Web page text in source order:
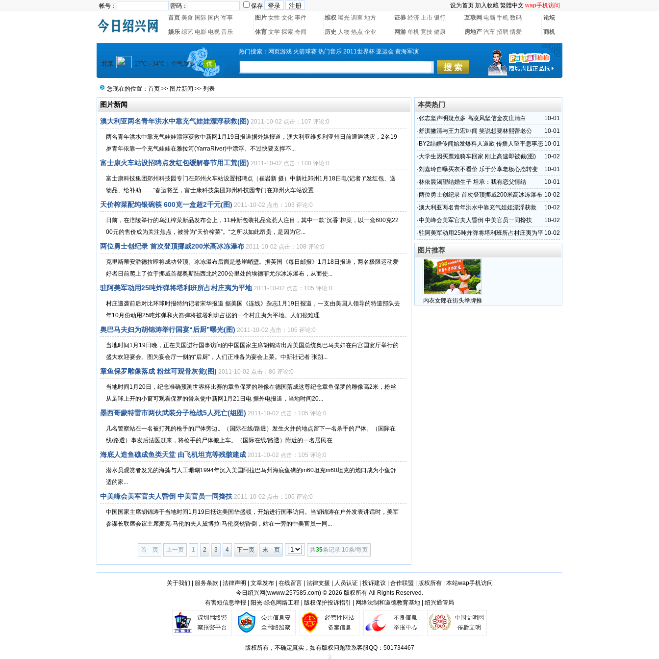
帐号： 密码： 保存 设为首页 加入收藏 繁體中文 wap手机访问
首页 美食 国际 国内 军事 图片 女性 文化 事件 维权 曝光 调查 地方 证券 经济 上市 银行 互联网 电脑 手机 数码 论坛
娱乐 综艺 电影 电视 音乐 体育 文学 探索 奇闻 历史 人物 热点 企业 网游 单机 竞技 健康 房地产 汽车 招聘 情爱 商机
热门搜索： 网页游戏 火箭球赛 热门音乐 2011世界杯 亚运会 黄海军演
您现在的位置： 首页 >> 图片新闻 >> 列表
图片新闻
澳大利亚两名青年洪水中靠充气娃娃漂浮获救(图) 2011-10-02 点击：107 评论:0
两名青年洪水中靠充气娃娃漂浮获救中新网1月19日报道据外媒报道，澳大利亚维多利亚州日前遭遇洪灾，2名19
岁青年依靠一个充气娃娃在雅拉河(YarraRiver)中漂浮。不过快要支撑不...
富士康火车站设招聘点发红包缓解春节用工荒(图) 2011-10-02 点击：100 评论:0
富士康科技集团郑州科技园专门在郑州火车站设置招聘点（崔岩新 摄）中新社郑州1月18日电(记者 )“发红包、送
物品、给补助……”春运将至，富士康科技集团郑州科技园专门在郑州火车站设置...
天价榨菜配纯银碗筷 600克一盒超2千元(图) 2011-10-02 点击：103 评论:0
日前，在涪陵举行的乌江榨菜新品发布会上，11种新包装礼品盒惹人注目，其中一款“沉香”榨菜，以一盒600克22
00元的售价成为关注焦点，被誉为“天价榨菜”。“之所以如此昂贵，是因为它...
两位勇士创纪录 首次登顶挪威200米高冰冻瀑布 2011-10-02 点击：108 评论:0
克里斯蒂安潘德拉即将成功登顶。冰冻瀑布后面是悬崖峭壁。据英国《每日邮报》1月18日报道，两名极限运动爱
好者日前爬上了位于挪威首都奥斯陆西北约200公里处的埃德菲尤尔冰冻瀑布，从而使...
驻阿美军动用25吨炸弹将塔利班所占村庄夷为平地 2011-10-02 点击：105 评论:0
村庄遭袭前后对比环球时报特约记者宋华报道 据美国《连线》杂志1月19日报道，一支由美国人领导的特遣部队去
年10月份动用25吨炸弹和火箭弹将被塔利班占据的一个村庄夷为平地。人们很难理...
奥巴马夫妇为胡锦涛举行国宴“后厨”曝光(图) 2011-10-02 点击：105 评论:0
当地时间1月19日晚，正在美国进行国事访问的中国国家主席胡锦涛出席美国总统奥巴马夫妇在白宫国宴厅举行的
盛大欢迎宴会。图为宴会厅一侧的“后厨”，人们正准备为宴会上菜。中新社记者 张朔...
章鱼保罗雕像落成 粉丝可观骨灰瓮(图) 2011-10-02 点击：86 评论:0
当地时间1月20日，纪念准确预测世界杯比赛的章鱼保罗的雕像在德国落成这尊纪念章鱼保罗的雕像高2米，粉丝
从足球上开的小窗可观看保罗的骨灰瓮中新网1月21日电 据外电报道，当地时间20...
墨西哥蒙特雷市两伙武装分子枪战5人死亡(组图) 2011-10-02 点击：105 评论:0
几名警察站在一名被打死的枪手的尸体旁边。（国际在线/路透）发生火并的地点留下一名杀手的尸体。（国际在
线/路透）事发后法医赶来，将枪手的尸体搬上车。（国际在线/路透）附近的一名居民在...
海底人造鱼礁成鱼类天堂 由飞机坦克等残骸建成 2011-10-02 点击：105 评论:0
潜水员观赏者发光的海藻与人工珊瑚1994年沉入美国阿拉巴马州海底鱼礁的m60坦克m60坦克的炮口成为小鱼舒
适的家...
中美峰会美军官夫人昏倒 中美官员一同搀扶 2011-10-02 点击：106 评论:0
中国国家主席胡锦涛于当地时间1月19日抵达美国华盛顿，开始进行国事访问。当胡锦涛在户外发表讲话时，美军
参谋长联席会议主席麦克·马伦的夫人黛博拉·马伦突然昏倒，站在一旁的中美官员一同...
首 页 上一页 1 2 3 4 下一页 末 页 共35条记录 10条/每页
本类热门
10-01
·张志坚声明疑点多 高凌风坚信金友庄清白
10-01
·舒淇撇清与王力宏绯闻 笑说想要林熙蕾老公
10-01
· BY2结婚传闻始发爆料人道歉 传播人望平息事态
10-02
·大学生因买票难骑车回家 刚上高速即被截(图)
10-01
·刘嘉玲自曝买衣不看价 乐于分享老板心态转变
10-01
·林依晨渴望结婚生子 坦承：我有恋父情结
10-02
·两位勇士创纪录 首次登顶挪威200米高冰冻瀑布
10-02
·澳大利亚两名青年洪水中靠充气娃娃漂浮获救
(图)
10-02
·中美峰会美军官夫人昏倒 中美官员一同搀扶
10-02
·驻阿美军动用25吨炸弹将塔利班所占村庄夷为平
地
图片推荐
内衣女郎在街头举牌推
关于我们 服务条款 法律声明 文章发布| 在线留言| 法律支援 人员认证| 投诉建议 合作联盟 版权所有| 本站wap手机访问
今日绍兴网(wwww.257585.com) © 2026 版权所有 All Rights Reserved.
有害短信息举报 | 阳光·绿色网络工程 | 版权保护投诉指引 | 网络法制和道德教育基地 | 绍兴通管局
版权所有，不确定真实，如有版权问题联系客服QQ：501734467
3